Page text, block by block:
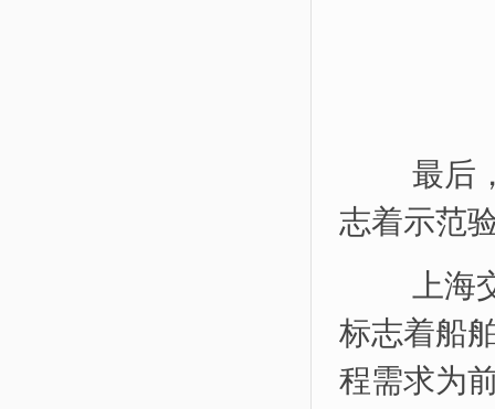
最后，
志着示范
上海交
标志着船
程需求为